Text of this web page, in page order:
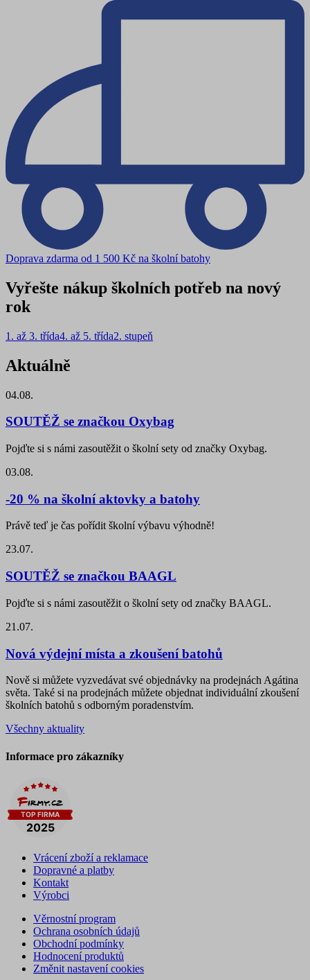
Doprava zdarma od 1 500 Kč na školní batohy
Vyřešte nákup školních potřeb na nový
rok
1. až 3. třída4. až 5. třída2. stupeň
Aktuálně
04.08.
SOUTĚŽ se značkou Oxybag
Pojďte si s námi zasoutěžit o školní sety od značky Oxybag.
03.08.
-20 % na školní aktovky a batohy
Právě teď je čas pořídit školní výbavu výhodně!
23.07.
SOUTĚŽ se značkou BAAGL
Pojďte si s námi zasoutěžit o školní sety od značky BAAGL.
21.07.
Nová výdejní místa a zkoušení batohů
Nově si můžete vyzvedávat své objednávky na prodejnách Agátina
světa. Také si na prodejnách můžete objednat individuální zkoušení
školních batohů s odborným poradenstvím.
Všechny aktuality
Informace pro zákazníky
Vrácení zboží a reklamace
Dopravné a platby
Kontakt
Výrobci
Věrnostní program
Ochrana osobních údajů
Obchodní podmínky
Hodnocení produktů
Změnit nastavení cookies